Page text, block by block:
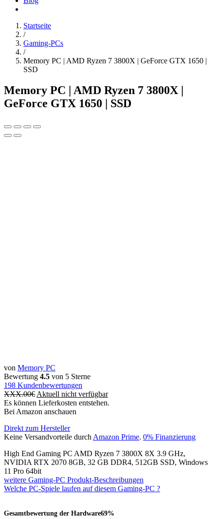
Startseite
/
Gaming-PCs
/
Memory PC | AMD Ryzen 7 3800X | GeForce GTX 1650 |
SSD
Memory PC | AMD Ryzen 7 3800X |
GeForce GTX 1650 | SSD
von Memory PC
Bewertung 4.5 von 5 Sterne
198 Kundenbewertungen
XXX.00€ Aktuell nicht verfügbar
Es können Lieferkosten entstehen.
Bei Amazon anschauen
Direkt zum Hersteller
Keine Versandvorteile durch Amazon Prime. 0% Finanzierung
High End Gaming PC AMD Ryzen 7 3800X 8X 3.9 GHz,
NVIDIA RTX 2070 8GB, 32 GB DDR4, 512GB SSD, Windows
11 Pro 64bit
weitere Gaming-PC Produkt-Beschreibungen
Welche PC-Spiele laufen auf diesem Gaming-PC ?
Gesamtbewertung der Hardware69%